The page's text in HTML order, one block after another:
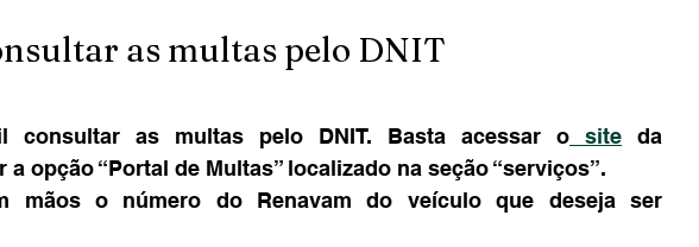
as multas pelo DNIT
consultar as multas pelo DNIT. Basta acessar o site da
opção “Portal de Multas” localizado na seção “serviços”.
mãos o número do Renavam do veículo que deseja ser